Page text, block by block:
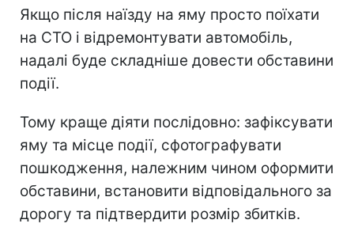
Якщо після наїзду на яму просто поїхати
на СТО і відремонтувати автомобіль,
надалі буде складніше довести обставини
події.
Тому краще діяти послідовно: зафіксувати
яму та місце події, сфотографувати
пошкодження, належним чином оформити
обставини, встановити відповідального за
дорогу та підтвердити розмір збитків.